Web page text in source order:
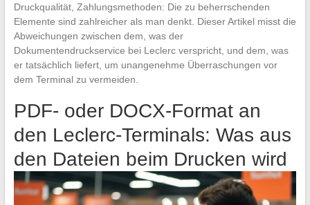
Druckqualität, Zahlungsmethoden: Die zu beherrschenden
Elemente sind zahlreicher als man denkt. Dieser Artikel misst die
Abweichungen zwischen dem, was der
Dokumentendruckservice bei Leclerc verspricht, und dem, was
er tatsächlich liefert, um unangenehme Überraschungen vor
dem Terminal zu vermeiden.
PDF- oder DOCX-Format an
den Leclerc-Terminals: Was aus
den Dateien beim Drucken wird